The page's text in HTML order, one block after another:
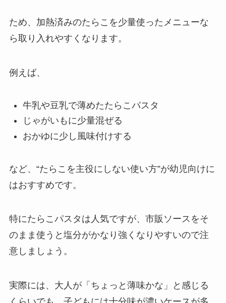
ため、加熱済みのたらこを少量使ったメニューな
ら取り入れやすくなります。
例えば、
牛乳や豆乳で薄めたたらこパスタ
じゃがいもに少量混ぜる
おかゆに少し風味付けする
など、“たらこを主役にしない使い方”が幼児向けに
はおすすめです。
特にたらこパスタは人気ですが、市販ソースをそ
のまま使うと塩分がかなり強くなりやすいので注
意しましょう。
実際には、大人が「ちょっと薄味かな」と感じる